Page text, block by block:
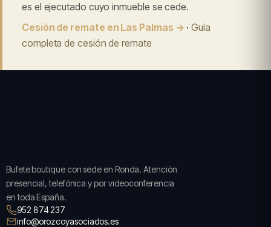
es el ejecutado cuyo inmueble se cede.
Cesión de remate en Las Palmas → ·Guía
completa de cesión de remate
Bufete boutique con sede en Ronda. Atención
presencial, telefónica y por videoconferencia
en toda España.
952 874 237
info@orozcoyasociados.es